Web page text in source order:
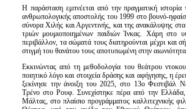
Η παράσταση εμπνέεται από την πραγματική ιστορία
ανθρωπολογικής αποστολής του 1999 στο βουνό-
σύνορα Χιλής και Αργεντινής, και της ανακάλυψης
τριών μουμιοποιημένων παιδιών Ίνκας. Χάρη στο
περιβάλλον, τα σώματά τους διατηρούνται μέχρι και
στιγμή του θανάτου τους αποτυπωμένη στην
Εκκινώντας από τη μεθοδολογία του θεάτρου
ποιητικό λόγο και στοιχεία δράσης και αφήγησης, η
ξεκίνησε την άνοιξη του 2025, στο 13ο Φεστιβάλ
Τρένο στο Ρουφ. Συνεχίστηκε πέρα από την
Μάλτας, στο πλαίσιο προγράμματος καλλιτεχνικής